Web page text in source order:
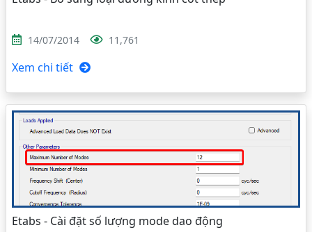
14/07/2014 11,761
Xem chi tiết
Etabs - Cài đặt số lượng mode dao động